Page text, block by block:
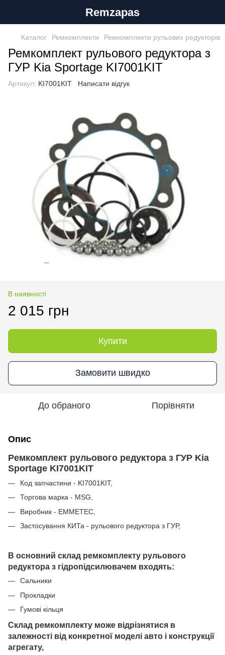
Remzapas
Каталог Ремкомплекти Ремкомплекти рульових редукторів
Ремкомплект рульового редуктора з
ГУР Kia Sportage KI7001KIT
Артикул: KI7001KIT Написати відгук
В наявності
2 015 грн
Купити
Замовити швидко
До обраного Порівняти
Опис
Ремкомплект рульового редуктора з ГУР Kia
Sportage KI7001KIT
Код запчастини - KI7001KIT,
Торгова марка - MSG,
Виробник - EMMETEC,
Застосування КИТа - рульового редуктора з ГУР,
В основний склад ремкомплекту рульового
редуктора з гідропідсилювачем входять:
Сальники
Прокладки
Гумові кільця
Склад ремкомплекту може відрізнятися в
залежності від конкретної моделі авто і конструкції
агрегату,